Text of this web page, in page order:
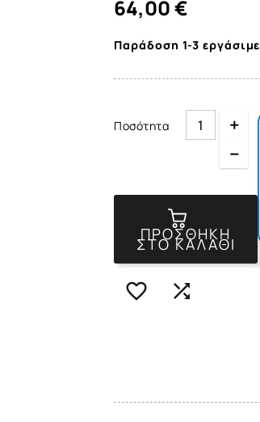
64,00 €
Παράδοση 1-3
Ποσότητα
ΠΡΟΣΘΉΚΗ
ΣΤΟ ΚΑΛΆΘΙ
 